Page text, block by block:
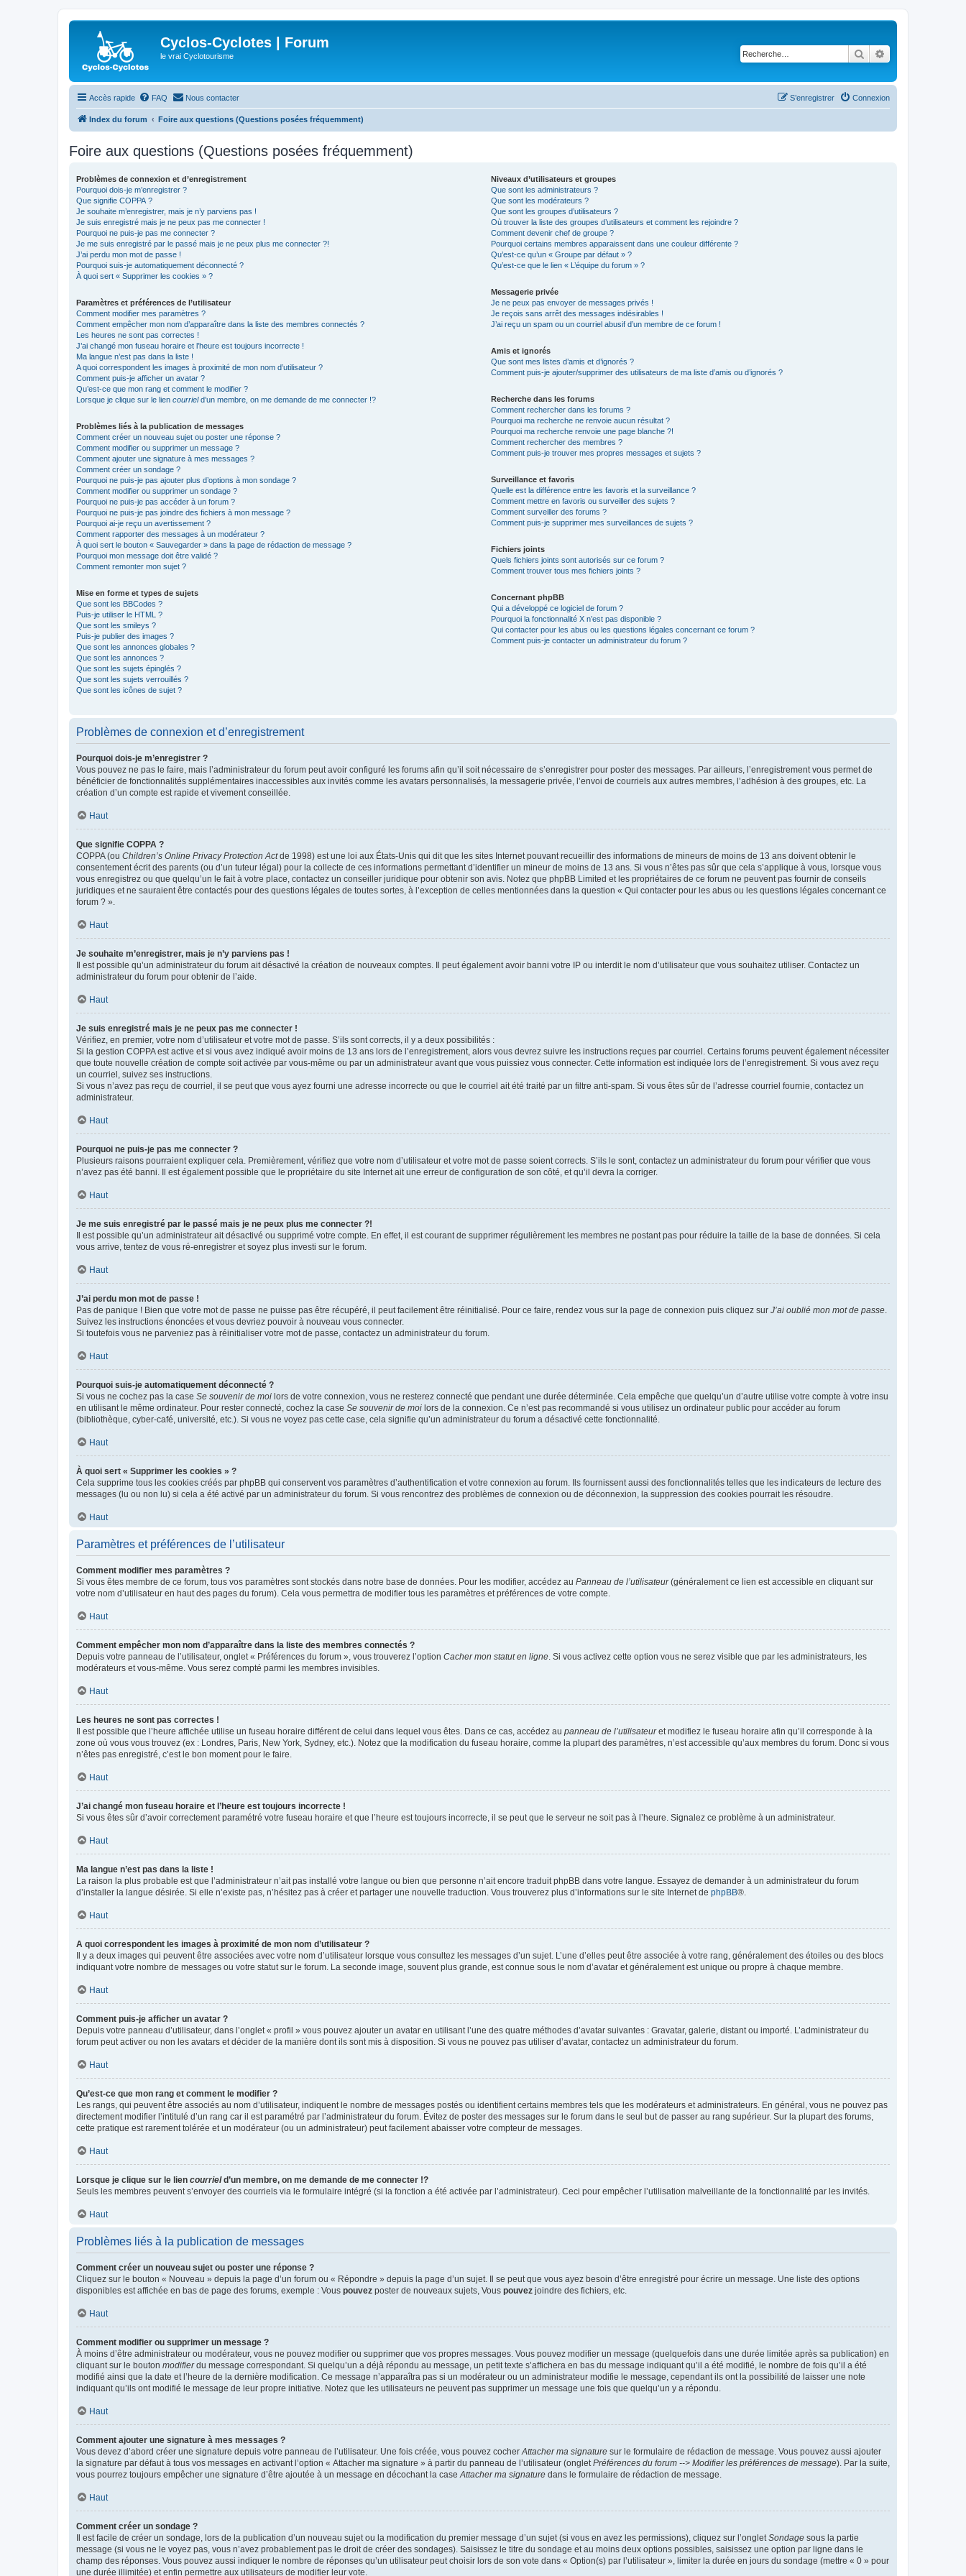
Cyclos-Cyclotes | Forum
le vrai Cyclotourisme Rechercher
Accès rapide FAQ Nous contacter Connexion
S’enregistrer
Index du forum Foire aux questions (Questions posées fréquemment)
Foire aux questions (Questions posées fréquemment)
Problèmes de connexion et d’enregistrement
Pourquoi dois-je m’enregistrer ?
Que signifie COPPA ?
Je souhaite m’enregistrer, mais je n’y parviens pas !
Je suis enregistré mais je ne peux pas me connecter !
Pourquoi ne puis-je pas me connecter ?
Je me suis enregistré par le passé mais je ne peux plus me connecter ?!
J’ai perdu mon mot de passe !
Pourquoi suis-je automatiquement déconnecté ?
À quoi sert « Supprimer les cookies » ?
Paramètres et préférences de l’utilisateur
Comment modifier mes paramètres ?
Comment empêcher mon nom d’apparaître dans la liste des membres connectés ?
Les heures ne sont pas correctes !
J’ai changé mon fuseau horaire et l’heure est toujours incorrecte !
Ma langue n’est pas dans la liste !
A quoi correspondent les images à proximité de mon nom d’utilisateur ?
Comment puis-je afficher un avatar ?
Qu’est-ce que mon rang et comment le modifier ?
Lorsque je clique sur le lien courrield’un membre, on me demande de me connecter !?
Problèmes liés à la publication de messages
Comment créer un nouveau sujet ou poster une réponse ?
Comment modifier ou supprimer un message ?
Comment ajouter une signature à mes messages ?
Comment créer un sondage ?
Pourquoi ne puis-je pas ajouter plus d’options à mon sondage ?
Comment modifier ou supprimer un sondage ?
Pourquoi ne puis-je pas accéder à un forum ?
Pourquoi ne puis-je pas joindre des fichiers à mon message ?
Pourquoi ai-je reçu un avertissement ?
Comment rapporter des messages à un modérateur ?
À quoi sert le bouton « Sauvegarder » dans la page de rédaction de message ?
Pourquoi mon message doit être validé ?
Comment remonter mon sujet ?
Mise en forme et types de sujets
Que sont les BBCodes ?
Puis-je utiliser le HTML ?
Que sont les smileys ?
Puis-je publier des images ?
Que sont les annonces globales ?
Que sont les annonces ?
Que sont les sujets épinglés ?
Que sont les sujets verrouillés ?
Que sont les icônes de sujet ?
Niveaux d’utilisateurs et groupes
Que sont les administrateurs ?
Que sont les modérateurs ?
Que sont les groupes d’utilisateurs ?
Où trouver la liste des groupes d’utilisateurs et comment les rejoindre ?
Comment devenir chef de groupe ?
Pourquoi certains membres apparaissent dans une couleur différente ?
Qu’est-ce qu’un « Groupe par défaut » ?
Qu’est-ce que le lien « L’équipe du forum » ?
Messagerie privée
Je ne peux pas envoyer de messages privés !
Je reçois sans arrêt des messages indésirables !
J’ai reçu un spam ou un courriel abusif d’un membre de ce forum !
Amis et ignorés
Que sont mes listes d’amis et d’ignorés ?
Comment puis-je ajouter/supprimer des utilisateurs de ma liste d’amis ou d’ignorés ?
Recherche dans les forums
Comment rechercher dans les forums ?
Pourquoi ma recherche ne renvoie aucun résultat ?
Pourquoi ma recherche renvoie une page blanche ?!
Comment rechercher des membres ?
Comment puis-je trouver mes propres messages et sujets ?
Surveillance et favoris
Quelle est la différence entre les favoris et la surveillance ?
Comment mettre en favoris ou surveiller des sujets ?
Comment surveiller des forums ?
Comment puis-je supprimer mes surveillances de sujets ?
Fichiers joints
Quels fichiers joints sont autorisés sur ce forum ?
Comment trouver tous mes fichiers joints ?
Concernant phpBB
Qui a développé ce logiciel de forum ?
Pourquoi la fonctionnalité X n’est pas disponible ?
Qui contacter pour les abus ou les questions légales concernant ce forum ?
Comment puis-je contacter un administrateur du forum ?
Problèmes de connexion et d’enregistrement
Pourquoi dois-je m’enregistrer ?
Vous pouvez ne pas le faire, mais l’administrateur du forum peut avoir configuré les forums afin qu’il soit nécessaire de s’enregistrer pour poster des messages. Par ailleurs, l’enregistrement vous permet de
bénéficier de fonctionnalités supplémentaires inaccessibles aux invités comme les avatars personnalisés, la messagerie privée, l’envoi de courriels aux autres membres, l’adhésion à des groupes, etc. La
création d’un compte est rapide et vivement conseillée.
Haut
Que signifie COPPA ?
COPPA (ou Children’s Online Privacy Protection Actde 1998) est une loi aux États-Unis qui dit que les sites Internet pouvant recueillir des informations de mineurs de moins de 13 ans doivent obtenir le
consentement écrit des parents (ou d’un tuteur légal) pour la collecte de ces informations permettant d’identifier un mineur de moins de 13 ans. Si vous n’êtes pas sûr que cela s’applique à vous, lorsque vous
vous enregistrez ou que quelqu’un le fait à votre place, contactez un conseiller juridique pour obtenir son avis. Notez que phpBB Limited et les propriétaires de ce forum ne peuvent pas fournir de conseils
juridiques et ne sauraient être contactés pour des questions légales de toutes sortes, à l’exception de celles mentionnées dans la question « Qui contacter pour les abus ou les questions légales concernant ce
forum ? ».
Haut
Je souhaite m’enregistrer, mais je n’y parviens pas !
Il est possible qu’un administrateur du forum ait désactivé la création de nouveaux comptes. Il peut également avoir banni votre IP ou interdit le nom d’utilisateur que vous souhaitez utiliser. Contactez un
administrateur du forum pour obtenir de l’aide.
Haut
Je suis enregistré mais je ne peux pas me connecter !
Vérifiez, en premier, votre nom d’utilisateur et votre mot de passe. S’ils sont corrects, il y a deux possibilités :
Si la gestion COPPA est active et si vous avez indiqué avoir moins de 13 ans lors de l’enregistrement, alors vous devrez suivre les instructions reçues par courriel. Certains forums peuvent également nécessiter
que toute nouvelle création de compte soit activée par vous-même ou par un administrateur avant que vous puissiez vous connecter. Cette information est indiquée lors de l’enregistrement. Si vous avez reçu
un courriel, suivez ses instructions.
Si vous n’avez pas reçu de courriel, il se peut que vous ayez fourni une adresse incorrecte ou que le courriel ait été traité par un filtre anti-spam. Si vous êtes sûr de l’adresse courriel fournie, contactez un
administrateur.
Haut
Pourquoi ne puis-je pas me connecter ?
Plusieurs raisons pourraient expliquer cela. Premièrement, vérifiez que votre nom d’utilisateur et votre mot de passe soient corrects. S’ils le sont, contactez un administrateur du forum pour vérifier que vous
n’avez pas été banni. Il est également possible que le propriétaire du site Internet ait une erreur de configuration de son côté, et qu’il devra la corriger.
Haut
Je me suis enregistré par le passé mais je ne peux plus me connecter ?!
Il est possible qu’un administrateur ait désactivé ou supprimé votre compte. En effet, il est courant de supprimer régulièrement les membres ne postant pas pour réduire la taille de la base de données. Si cela
vous arrive, tentez de vous ré-enregistrer et soyez plus investi sur le forum.
Haut
J’ai perdu mon mot de passe !
Pas de panique ! Bien que votre mot de passe ne puisse pas être récupéré, il peut facilement être réinitialisé. Pour ce faire, rendez vous sur la page de connexion puis cliquez sur J’ai oublié mon mot de passe.
Suivez les instructions énoncées et vous devriez pouvoir à nouveau vous connecter.
Si toutefois vous ne parveniez pas à réinitialiser votre mot de passe, contactez un administrateur du forum.
Haut
Pourquoi suis-je automatiquement déconnecté ?
Si vous ne cochez pas la case Se souvenir de moi lors de votre connexion, vous ne resterez connecté que pendant une durée déterminée. Cela empêche que quelqu’un d’autre utilise votre compte à votre insu
en utilisant le même ordinateur. Pour rester connecté, cochez la case Se souvenir de moi lors de la connexion. Ce n’est pas recommandé si vous utilisez un ordinateur public pour accéder au forum
(bibliothèque, cyber-café, université, etc.). Si vous ne voyez pas cette case, cela signifie qu’un administrateur du forum a désactivé cette fonctionnalité.
Haut
À quoi sert « Supprimer les cookies » ?
Cela supprime tous les cookies créés par phpBB qui conservent vos paramètres d’authentification et votre connexion au forum. Ils fournissent aussi des fonctionnalités telles que les indicateurs de lecture des
messages (lu ou non lu) si cela a été activé par un administrateur du forum. Si vous rencontrez des problèmes de connexion ou de déconnexion, la suppression des cookies pourrait les résoudre.
Haut
Paramètres et préférences de l’utilisateur
Comment modifier mes paramètres ?
Si vous êtes membre de ce forum, tous vos paramètres sont stockés dans notre base de données. Pour les modifier, accédez au Panneau de l’utilisateur(généralement ce lien est accessible en cliquant sur
votre nom d’utilisateur en haut des pages du forum). Cela vous permettra de modifier tous les paramètres et préférences de votre compte.
Haut
Comment empêcher mon nom d’apparaître dans la liste des membres connectés ?
Depuis votre panneau de l’utilisateur, onglet « Préférences du forum », vous trouverez l’option Cacher mon statut en ligne. Si vous activez cette option vous ne serez visible que par les administrateurs, les
modérateurs et vous-même. Vous serez compté parmi les membres invisibles.
Haut
Les heures ne sont pas correctes !
Il est possible que l’heure affichée utilise un fuseau horaire différent de celui dans lequel vous êtes. Dans ce cas, accédez au panneau de l’utilisateuret modifiez le fuseau horaire afin qu’il corresponde à la
zone où vous vous trouvez (ex : Londres, Paris, New York, Sydney, etc.). Notez que la modification du fuseau horaire, comme la plupart des paramètres, n’est accessible qu’aux membres du forum. Donc si vous
n’êtes pas enregistré, c’est le bon moment pour le faire.
Haut
J’ai changé mon fuseau horaire et l’heure est toujours incorrecte !
Si vous êtes sûr d’avoir correctement paramétré votre fuseau horaire et que l’heure est toujours incorrecte, il se peut que le serveur ne soit pas à l’heure. Signalez ce problème à un administrateur.
Haut
Ma langue n’est pas dans la liste !
La raison la plus probable est que l’administrateur n’ait pas installé votre langue ou bien que personne n’ait encore traduit phpBB dans votre langue. Essayez de demander à un administrateur du forum
d’installer la langue désirée. Si elle n’existe pas, n’hésitez pas à créer et partager une nouvelle traduction. Vous trouverez plus d’informations sur le site Internet de phpBB®.
Haut
A quoi correspondent les images à proximité de mon nom d’utilisateur ?
Il y a deux images qui peuvent être associées avec votre nom d’utilisateur lorsque vous consultez les messages d’un sujet. L’une d’elles peut être associée à votre rang, généralement des étoiles ou des blocs
indiquant votre nombre de messages ou votre statut sur le forum. La seconde image, souvent plus grande, est connue sous le nom d’avatar et généralement est unique ou propre à chaque membre.
Haut
Comment puis-je afficher un avatar ?
Depuis votre panneau d’utilisateur, dans l’onglet « profil » vous pouvez ajouter un avatar en utilisant l’une des quatre méthodes d’avatar suivantes : Gravatar, galerie, distant ou importé. L’administrateur du
forum peut activer ou non les avatars et décider de la manière dont ils sont mis à disposition. Si vous ne pouvez pas utiliser d’avatar, contactez un administrateur du forum.
Haut
Qu’est-ce que mon rang et comment le modifier ?
Les rangs, qui peuvent être associés au nom d’utilisateur, indiquent le nombre de messages postés ou identifient certains membres tels que les modérateurs et administrateurs. En général, vous ne pouvez pas
directement modifier l’intitulé d’un rang car il est paramétré par l’administrateur du forum. Évitez de poster des messages sur le forum dans le seul but de passer au rang supérieur. Sur la plupart des forums,
cette pratique est rarement tolérée et un modérateur (ou un administrateur) peut facilement abaisser votre compteur de messages.
Haut
Lorsque je clique sur le lien courrield’un membre, on me demande de me connecter !?
Seuls les membres peuvent s’envoyer des courriels via le formulaire intégré (si la fonction a été activée par l’administrateur). Ceci pour empêcher l’utilisation malveillante de la fonctionnalité par les invités.
Haut
Problèmes liés à la publication de messages
Comment créer un nouveau sujet ou poster une réponse ?
Cliquez sur le bouton « Nouveau » depuis la page d’un forum ou « Répondre » depuis la page d’un sujet. Il se peut que vous ayez besoin d’être enregistré pour écrire un message. Une liste des options
disponibles est affichée en bas de page des forums, exemple : Vous pouvez poster de nouveaux sujets, Vous pouvez joindre des fichiers, etc.
Haut
Comment modifier ou supprimer un message ?
À moins d’être administrateur ou modérateur, vous ne pouvez modifier ou supprimer que vos propres messages. Vous pouvez modifier un message (quelquefois dans une durée limitée après sa publication) en
cliquant sur le bouton modifierdu message correspondant. Si quelqu’un a déjà répondu au message, un petit texte s’affichera en bas du message indiquant qu’il a été modifié, le nombre de fois qu’il a été
modifié ainsi que la date et l’heure de la dernière modification. Ce message n’apparaîtra pas si un modérateur ou un administrateur modifie le message, cependant ils ont la possibilité de laisser une note
indiquant qu’ils ont modifié le message de leur propre initiative. Notez que les utilisateurs ne peuvent pas supprimer un message une fois que quelqu’un y a répondu.
Haut
Comment ajouter une signature à mes messages ?
Vous devez d’abord créer une signature depuis votre panneau de l’utilisateur. Une fois créée, vous pouvez cocherAttacher ma signature sur le formulaire de rédaction de message. Vous pouvez aussi ajouter
la signature par défaut à tous vos messages en activant l’option « Attacher ma signature » à partir du panneau de l’utilisateur (ongletPréférences du forum --> Modifier les préférences de message). Par la suite,
vous pourrez toujours empêcher une signature d’être ajoutée à un message en décochant la caseAttacher ma signature dans le formulaire de rédaction de message.
Haut
Comment créer un sondage ?
Il est facile de créer un sondage, lors de la publication d’un nouveau sujet ou la modification du premier message d’un sujet (si vous en avez les permissions), cliquez sur l’ongletSondage sous la partie
message (si vous ne le voyez pas, vous n’avez probablement pas le droit de créer des sondages). Saisissez le titre du sondage et au moins deux options possibles, saisissez une option par ligne dans le
champ des réponses. Vous pouvez aussi indiquer le nombre de réponses qu’un utilisateur peut choisir lors de son vote dans « Option(s) par l’utilisateur », limiter la durée en jours du sondage (mettre « 0 » pour
une durée illimitée) et enfin permettre aux utilisateurs de modifier leur vote.